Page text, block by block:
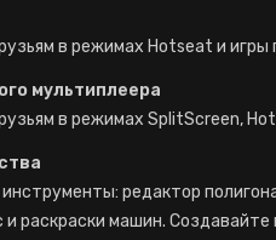
в режимах Hotseat и игры
мультиплеера
в режимах SplitScreen,
редактор
раскраски машин.